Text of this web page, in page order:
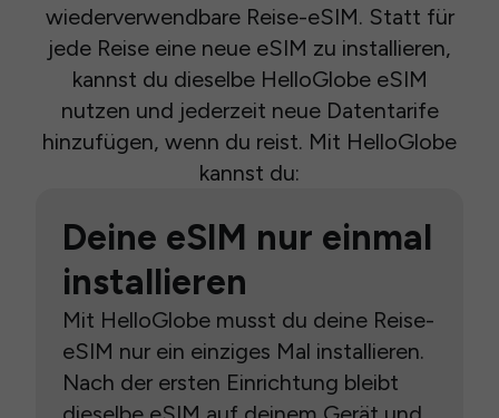
wiederverwendbare Reise-eSIM. Statt für
jede Reise eine neue eSIM zu installieren,
kannst du dieselbe HelloGlobe eSIM
nutzen und jederzeit neue Datentarife
hinzufügen, wenn du reist. Mit HelloGlobe
kannst du:
Deine eSIM nur einmal
installieren
Mit HelloGlobe musst du deine Reise-
eSIM nur ein einziges Mal installieren.
Nach der ersten Einrichtung bleibt